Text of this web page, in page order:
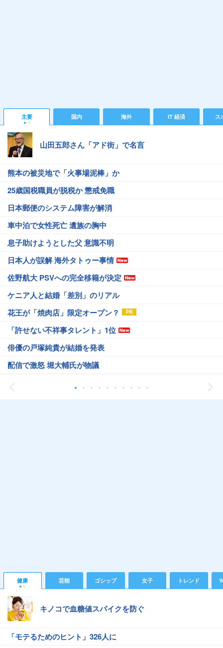
主要 国内 海外 IT 経済 ス
山田五郎さん「アド街」で名言
熊本の被災地で「火事場泥棒」か
25歳国税職員が脱税か 懲戒免職
日本郵便のシステム障害が解消
車中泊で女性死亡 遺族の胸中
息子助けようとした父 意識不明
日本人が誤解 海外タトゥー事情
佐野航大 PSVへの完全移籍が決定
ケニア人と結婚「差別」のリアル
花王が「焼肉店」限定オープン？
「許せない不祥事タレント」1位
俳優の戸塚純貴が結婚を発表
配信で激怒 堀大輔氏が物議
健康 芸能 ゴシップ 女子 トレンド
キノコで血糖値スパイクを防ぐ
「モテるためのヒント」326人に